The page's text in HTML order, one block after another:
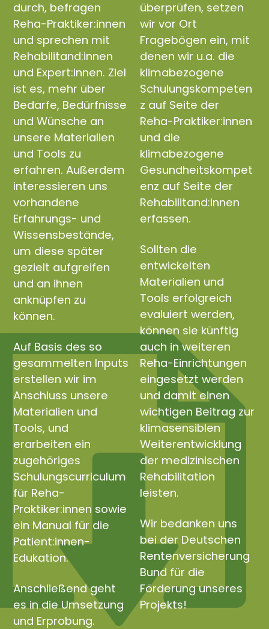
durch, befragen
Reha-Praktiker:innen
und sprechen mit
Rehabilitand:innen
und Expert:innen. Ziel
ist es, mehr über
Bedarfe, Bedürfnisse
und Wünsche an
unsere Materialien
und Tools zu
erfahren. Außerdem
interessieren uns
vorhandene
Erfahrungs- und
Wissensbestände,
um diese später
gezielt aufgreifen
und an ihnen
anknüpfen zu
können.
Auf Basis des so
gesammelten Inputs
erstellen wir im
Anschluss unsere
Materialien und
Tools, und
erarbeiten ein
zugehöriges
Schulungscurriculum
für Reha-
Praktiker:innen sowie
ein Manual für die
Patient:innen-
Edukation.
Anschließend geht
es in die Umsetzung
und Erprobung.
überprüfen, setzen
wir vor Ort
Fragebögen ein, mit
denen wir u.a. die
klimabezogene
Schulungskompeten
z auf Seite der
Reha-Praktiker:innen
und die
klimabezogene
Gesundheitskompet
enz auf Seite der
Rehabilitand:innen
erfassen.
Sollten die
entwickelten
Materialien und
Tools erfolgreich
evaluiert werden,
können sie künftig
auch in weiteren
Reha-Einrichtungen
eingesetzt werden
und damit einen
wichtigen Beitrag zur
klimasensiblen
Weiterentwicklung
der medizinischen
Rehabilitation
leisten.
Wir bedanken uns
bei der Deutschen
Rentenversicherung
Bund für die
Förderung unseres
Projekts!